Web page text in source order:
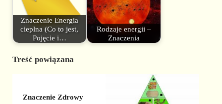
Znaczenie Energia
cieplna (Co to jest,
Pojęcie i…
Rodzaje energii –
Znaczenia
Treść powiązana
Znaczenie Zdrowy